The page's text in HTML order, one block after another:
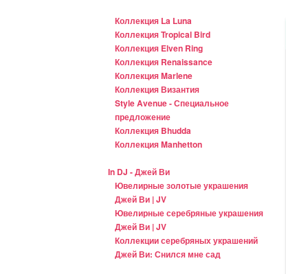
Коллекция La Luna
Коллекция Tropical Bird
Коллекция Elven Ring
Коллекция Renaissance
Коллекция Marlene
Коллекция Византия
Style Avenue - Специальное
предложение
Коллекция Bhudda
Коллекция Manhetton
In DJ - Джей Ви
Ювелирные золотые украшения
Джей Ви | JV
Ювелирные серебряные украшения
Джей Ви | JV
Коллекции серебряных украшений
Джей Ви: Снился мне сад